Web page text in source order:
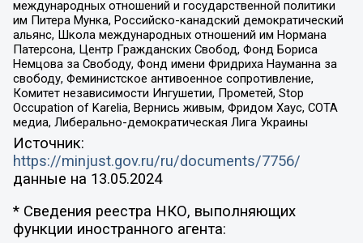
международных отношений и государственной политики
им Питера Мунка, Российско-канадский демократический
альянс, Школа международных отношений им Нормана
Патерсона, Центр Гражданских Свобод, Фонд Бориса
Немцова за Свободу, Фонд имени Фридриха Науманна за
свободу, Феминистское антивоенное сопротивление,
Комитет независимости Ингушетии, Прометей, Stop
Occupation of Karelia, Вернись живым, Фридом Хаус, СОТА
медиа, Либерально-демократическая Лига Украины
Источник:
https://minjust.gov.ru/ru/documents/7756/
данные на 13.05.2024
* Сведения реестра НКО, выполняющих
функции иностранного агента: